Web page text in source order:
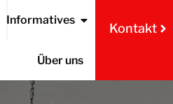
Informatives
Über uns
Kontakt